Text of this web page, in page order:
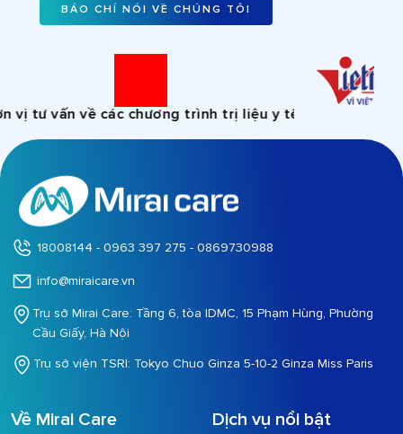
BÁO CHÍ NÓI VỀ CHÚNG TÔI
tư vấn về các chương trình trị liệu y tế, không thực
18008144 - 0963 397 275 - 0869730988
info@miraicare.vn
Trụ sở Mirai Care: Tầng 6, tòa IDMC, 15 Phạm Hùng, Phường
Cầu Giấy, Hà Nội
Trụ sở viện TSRI: Tokyo Chuo Ginza 5-10-2 Ginza Miss Paris
Về Mirai Care Dịch vụ nổi bật